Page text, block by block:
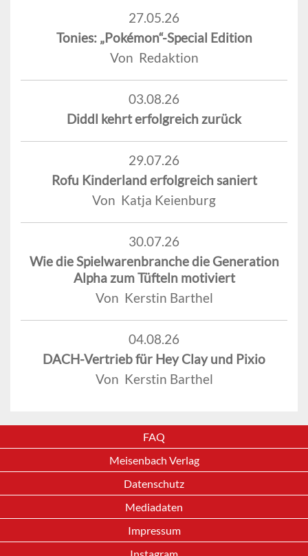
27.05.26
Tonies: „Pokémon“-Special Edition
Von Redaktion
03.08.26
Diddl kehrt erfolgreich zurück
29.07.26
Rofu Kinderland erfolgreich saniert
Von Katja Keienburg
30.07.26
Wie die Spielwarenbranche die Generation
Alpha zum Tüfteln motiviert
Von Kerstin Barthel
04.08.26
DACH-Vertrieb für Hey Clay und Pixio
Von Kerstin Barthel
FAQ
Meisenbach Verlag
Datenschutz
Mediadaten
Impressum